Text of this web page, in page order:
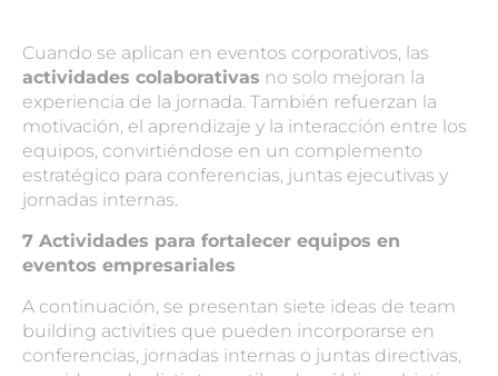
Cuando se aplican en eventos corporativos, las
actividades colaborativas no solo mejoran la
experiencia de la jornada. También refuerzan la
motivación, el aprendizaje y la interacción entre los
equipos, convirtiéndose en un complemento
estratégico para conferencias, juntas ejecutivas y
jornadas internas.
7 Actividades para fortalecer equipos en
eventos empresariales
A continuación, se presentan siete ideas de team
building activities que pueden incorporarse en
conferencias, jornadas internas o juntas directivas,